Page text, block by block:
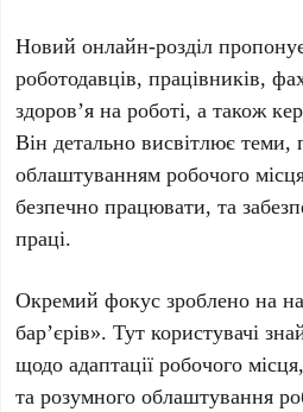
Новий онлайн-розділ
роботодавців, працівників,
здоров’я на роботі, а також
Він детально висвітлює теми,
облаштуванням робочого
безпечно працювати, та
праці.
Окремий фокус зроблено на
бар’єрів». Тут користувачі
щодо адаптації робочого
та розумного облаштування